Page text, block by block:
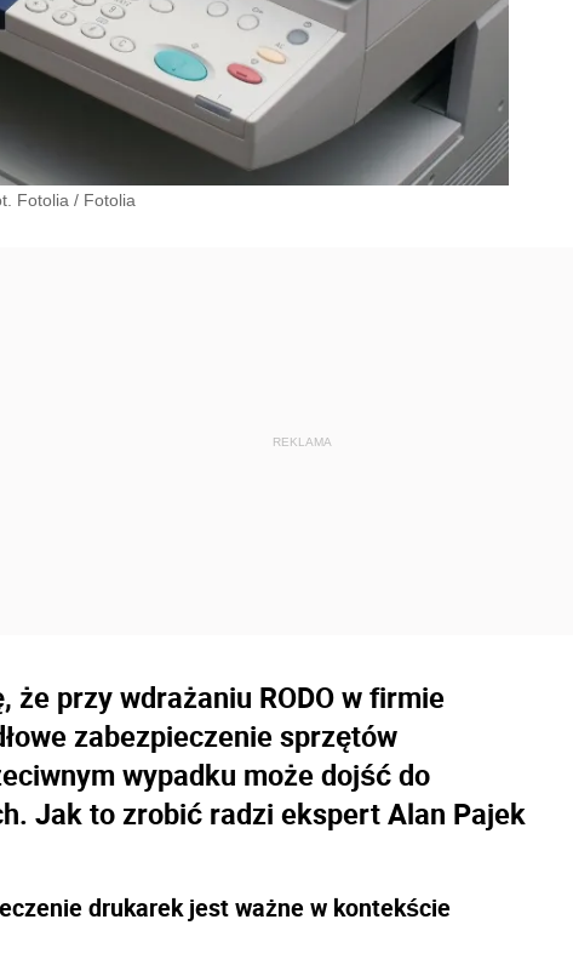
Fotolia / Fotolia
przy wdrażaniu RODO w firmie
zabezpieczenie sprzętów
wypadku może dojść do
Jak to zrobić radzi ekspert Alan Pajek
drukarek jest ważne w kontekście